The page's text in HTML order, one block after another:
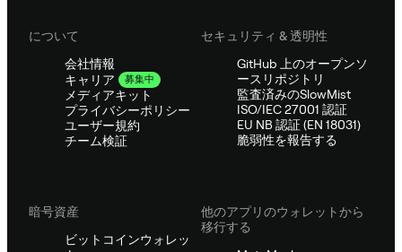
について
会社情報
キャリア
募集中
メディアキット
プライバシーポリシー
ユーザー規約
チーム検証
セキュリティ & 透明性
GitHub 上のオープンソ
ースリポジトリ
監査済みのSlowMist
ISO/IEC 27001 認証
EU NB 認証 (EN 18031)
脆弱性を報告する
暗号資産
ビットコインウォレッ
他のアプリのウォレットから
移行する